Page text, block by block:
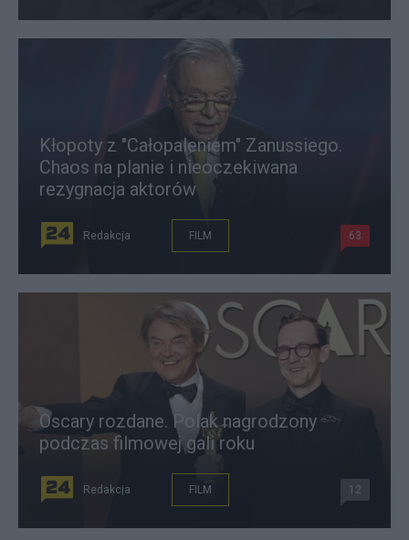
Kłopoty z "Całopaleniem" Zanussiego.
Chaos na planie i nieoczekiwana
rezygnacja aktorów
Redakcja FILM 63
Oscary rozdane. Polak nagrodzony
podczas filmowej gali roku
Redakcja FILM 12